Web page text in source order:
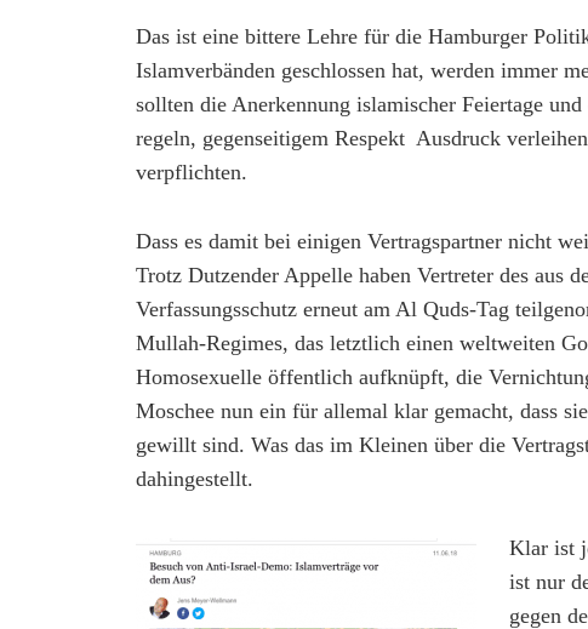
Das ist eine bittere Lehre für die Hamburger
Islamverbänden geschlossen hat, werden immer
sollten die Anerkennung islamischer Feiertage
regeln, gegenseitigem Respekt Ausdruck
verpflichten.
Dass es damit bei einigen Vertragspartner nicht
Trotz Dutzender Appelle haben Vertreter des aus
Verfassungsschutz erneut am Al Quds-Tag
Mullah-Regimes, das letztlich einen weltweiten
Homosexuelle öffentlich aufknüpft, die
Moschee nun ein für allemal klar gemacht, dass
gewillt sind. Was das im Kleinen über die
dahingestellt.
Klar ist
ist nur
gegen